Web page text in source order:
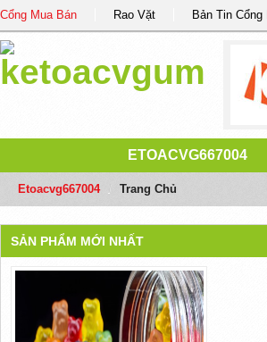
Cổng Mua Bán Rao Vặt Bản Tin Cổng
ETOACVG667004
Etoacvg667004 Trang Chủ
SẢN PHẨM MỚI NHẤT